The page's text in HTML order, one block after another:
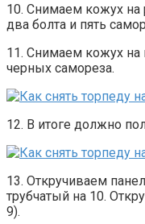
10. Снимаем кожух на
два болта и пять
11. Снимаем кожух на
черных самореза.
12. В итоге должно
13. Откручиваем
трубчатый на 10.
9).